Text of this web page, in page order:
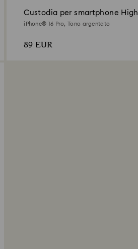
Custodia per smartphone High
iPhone® 16 Pro, Tono argentato
89 EUR